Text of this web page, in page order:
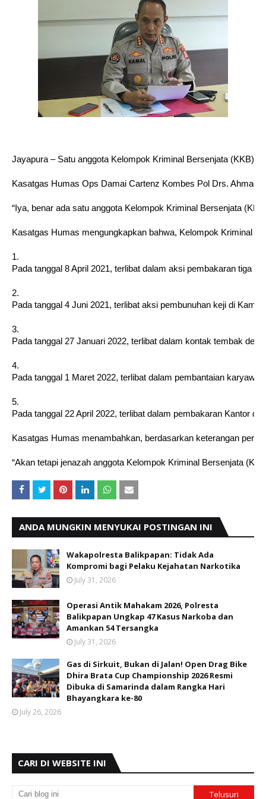
Jayapura – Satu anggota Kelompok Kriminal Bersenjata (KKB)
Kasatgas Humas Ops Damai Cartenz Kombes Pol Drs. Ahmad
“Iya, benar ada satu anggota Kelompok Kriminal Bersenjata
Kasatgas Humas mengungkapkan bahwa, Kelompok Kriminal
1.
Pada tanggal 8 April 2021, terlibat dalam aksi pembakaran tiga
2.
Pada tanggal 4 Juni 2021, terlibat aksi pembunuhan keji di
3.
Pada tanggal 27 Januari 2022, terlibat dalam kontak tembak
4.
Pada tanggal 1 Maret 2022, terlibat dalam pembantaian
5.
Pada tanggal 22 April 2022, terlibat dalam pembakaran Kantor
Kasatgas Humas menambahkan, berdasarkan keterangan
“Akan tetapi jenazah anggota Kelompok Kriminal Bersenjata
ANDA MUNGKIN MENYUKAI POSTINGAN INI
Wakapolresta Balikpapan: Tidak Ada
Kompromi bagi Pelaku Kejahatan Narkotika
July 31, 2026
Operasi Antik Mahakam 2026, Polresta
Balikpapan Ungkap 47 Kasus Narkoba dan
Amankan 54 Tersangka
July 31, 2026
Gas di Sirkuit, Bukan di Jalan! Open Drag Bike
Dhira Brata Cup Championship 2026 Resmi
Dibuka di Samarinda dalam Rangka Hari
Bhayangkara ke-80
July 26, 2026
CARI DI WEBSITE INI